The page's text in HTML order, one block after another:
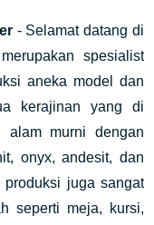
- Selamat datang di
spesialist
aneka model dan
kerajinan yang di
alam murni dengan
onyx, andesit, dan
produksi juga sangat
seperti meja, kursi,